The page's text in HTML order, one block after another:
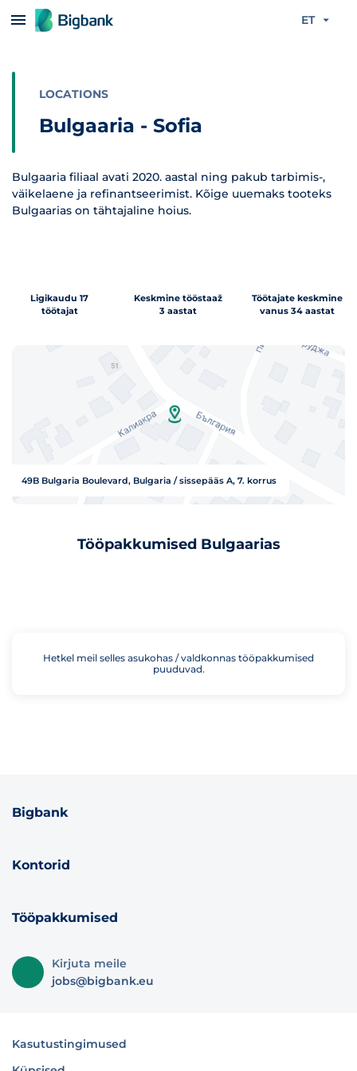
Liigu edasi põhisisu juurde ET
LOCATIONS
Bulgaaria - Sofia
Bulgaaria filiaal avati 2020. aastal ning pakub tarbimis-,
väikelaene ja refinantseerimist. Kõige uuemaks tooteks
Bulgaarias on tähtajaline hoius.
Ligikaudu 17
töötajat
Keskmine tööstaaž
3 aastat
Töötajate keskmine
vanus 34 aastat
49B Bulgaria Boulevard, Bulgaria / sissepääs A, 7. korrus
Tööpakkumised Bulgaarias
Hetkel meil selles asukohas / valdkonnas tööpakkumised
puuduvad.
Bigbank
Kontorid
Tööpakkumised
Kirjuta meile
jobs@bigbank.eu
Kasutustingimused